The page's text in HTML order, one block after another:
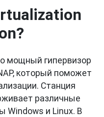
мощный гипервизор
который поможет
Станция
различные
Windows и Linux. В